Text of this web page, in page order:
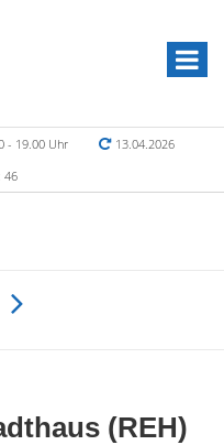
- 19.00 Uhr
13.04.2026
46
(REH)